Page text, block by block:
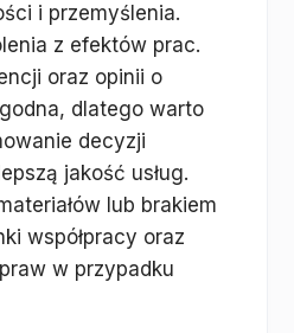
i przemyślenia.
z efektów prac.
oraz opinii o
dlatego warto
decyzji
jakość usług.
lub brakiem
współpracy oraz
w przypadku